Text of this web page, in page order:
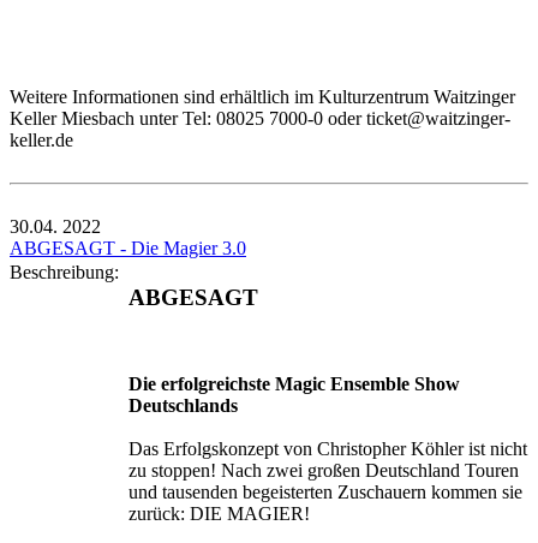
Weitere Informationen sind erhältlich im Kulturzentrum Waitzinger
Keller Miesbach unter Tel: 08025 7000-0 oder ticket@waitzinger-
keller.de
30.04. 2022
ABGESAGT - Die Magier 3.0
Beschreibung:
ABGESAGT
Die erfolgreichste Magic Ensemble Show
Deutschlands
Das Erfolgskonzept von Christopher Köhler ist nicht
zu stoppen! Nach zwei großen Deutschland Touren
und tausenden begeisterten Zuschauern kommen sie
zurück: DIE MAGIER!